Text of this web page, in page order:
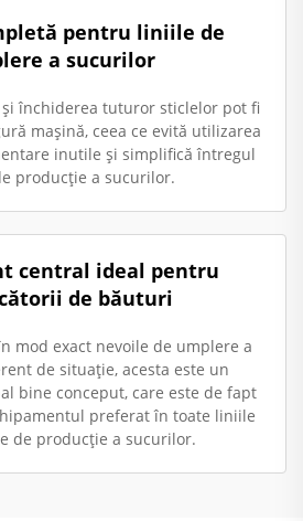
pentru liniile de
a sucurilor
și închiderea tuturor sticlelor pot fi
mașină, ceea ce evită utilizarea
inutile și simplifică întregul
producție a sucurilor.
central ideal pentru
de băuturi
mod exact nevoile de umplere a
de situație, acesta este un
bine conceput, care este de fapt
preferat în toate liniile
de producție a sucurilor.